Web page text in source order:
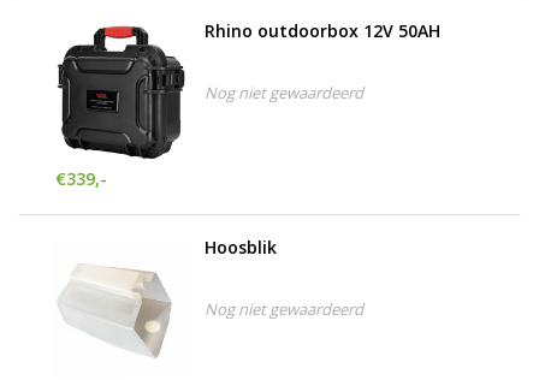
Rhino outdoorbox 12V 50AH
Nog niet gewaardeerd
€339,-
Hoosblik
Nog niet gewaardeerd